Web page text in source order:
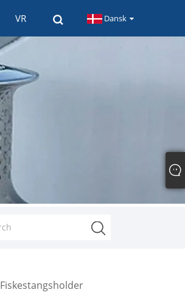
VR Dansk
Fiskestangsholder